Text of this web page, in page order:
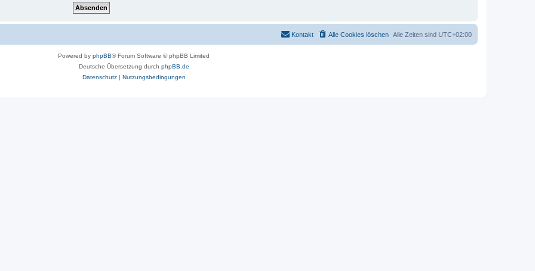
Alle Zeiten sind UTC+02:00
Alle Cookies löschen
Kontakt
Powered by phpBB® Forum Software © phpBB Limited
Deutsche Übersetzung durch phpBB.de
Datenschutz| Nutzungsbedingungen